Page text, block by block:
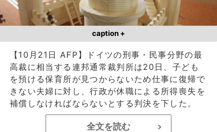
caption +
【10月21日 AFP】ドイツの刑事・民事分野の最
高裁に相当する連邦通常裁判所は20日、子ども
を預ける保育所が見つからないため仕事に復帰で
きない夫婦に対し、行政が休職による所得喪失を
補償しなければならないとする判決を下した。
全文を読む >